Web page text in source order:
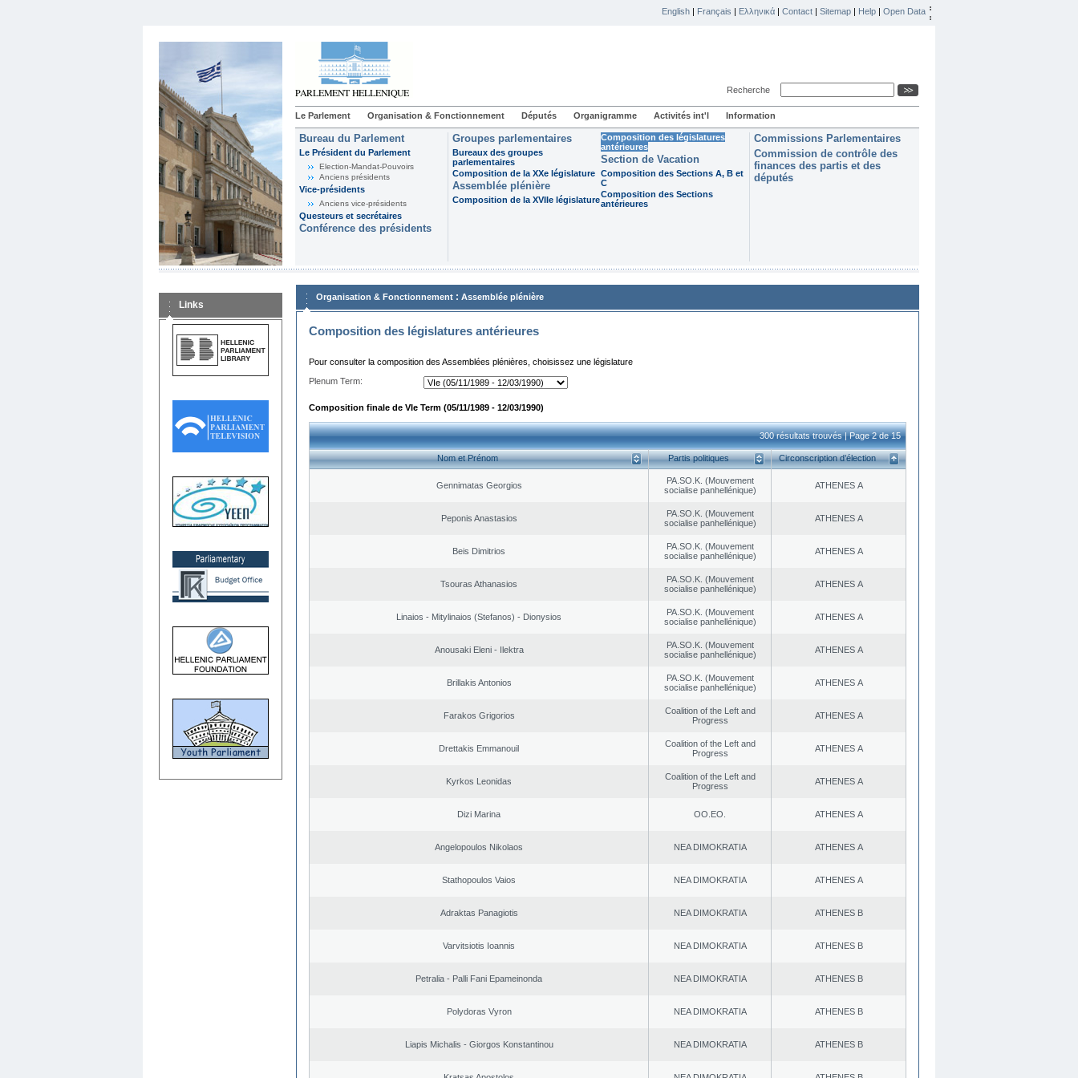
English | Français | Ελληνικά | Contact | Sitemap | Help | Open Data
Recherche
Le Parlement Organisation & Fonctionnement Députés Organigramme Activités int'l Information
Bureau du Parlement
Le Président du Parlement
Election-Mandat-Pouvoirs
Anciens présidents
Vice-présidents
Anciens vice-présidents
Questeurs et secrétaires
Conférence des présidents
Groupes parlementaires
Bureaux des groupes
parlementaires
Composition de la XXe législature
Assemblée plénière
Composition de la XVIIe législature
Composition des législatures
antérieures
Section de Vacation
Composition des Sections A, B et
C
Composition des Sections
antérieures
Commissions Parlementaires
Commission de contrôle des
finances des partis et des
députés
Links
Organisation & Fonctionnement : Assemblée plénière
Composition des législatures antérieures
Pour consulter la composition des Assemblées plénières, choisissez une législature
Plenum Term:
Composition finale de VIe Term (05/11/1989 - 12/03/1990)
300 résultats trouvés | Page 2 de 15
Nom et Prénom Partis politiques Circonscription d’élection
Gennimatas Georgios
PA.SO.K. (Mouvement
socialise panhellénique)
ATHENES Α
Peponis Anastasios
PA.SO.K. (Mouvement
socialise panhellénique)
ATHENES Α
Beis Dimitrios
PA.SO.K. (Mouvement
socialise panhellénique)
ATHENES Α
Tsouras Athanasios
PA.SO.K. (Mouvement
socialise panhellénique)
ATHENES Α
Linaios - Mitylinaios (Stefanos) - Dionysios
PA.SO.K. (Mouvement
socialise panhellénique)
ATHENES Α
Anousaki Eleni - Ilektra
PA.SO.K. (Mouvement
socialise panhellénique)
ATHENES Α
Brillakis Antonios
PA.SO.K. (Mouvement
socialise panhellénique)
ATHENES Α
Farakos Grigorios
Coalition of the Left and
Progress
ATHENES Α
Drettakis Emmanouil
Coalition of the Left and
Progress
ATHENES Α
Kyrkos Leonidas
Coalition of the Left and
Progress
ATHENES Α
Dizi Marina ΟΟ.ΕΟ. ATHENES Α
Angelopoulos Nikolaos NEA DΙMOKRATIA ATHENES Α
Stathopoulos Vaios NEA DΙMOKRATIA ATHENES Α
Adraktas Panagiotis NEA DΙMOKRATIA ATHENES Β
Varvitsiotis Ioannis NEA DΙMOKRATIA ATHENES Β
Petralia - Palli Fani Epameinonda NEA DΙMOKRATIA ATHENES Β
Polydoras Vyron NEA DΙMOKRATIA ATHENES Β
Liapis Michalis - Giorgos Konstantinou NEA DΙMOKRATIA ATHENES Β